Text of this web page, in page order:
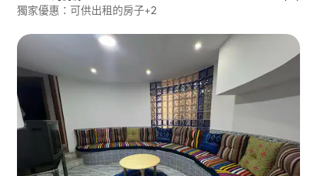
獨家優惠：可供出租的房子+2